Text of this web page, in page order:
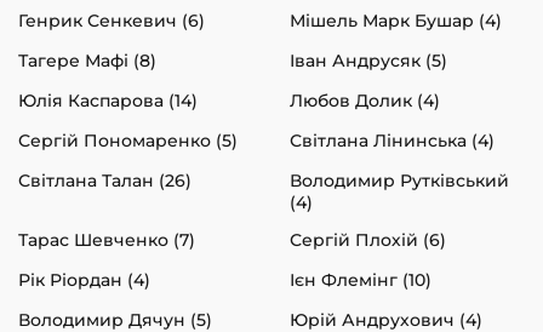
Генрик Сенкевич (6)
Мішель Марк Бушар (4)
Тагере Мафі (8)
Іван Андрусяк (5)
Юлія Каспарова (14)
Любов Долик (4)
Сергій Пономаренко (5)
Світлана Лінинська (4)
Світлана Талан (26)
Володимир Рутківський
(4)
Тарас Шевченко (7)
Сергій Плохій (6)
Рік Ріордан (4)
Ієн Флемінг (10)
Володимир Дячун (5)
Юрій Андрухович (4)